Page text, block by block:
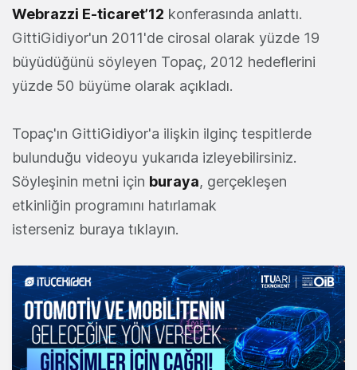
Webrazzi E-ticaret’12 konferasında anlattı.
GittiGidiyor'un 2011'de cirosal olarak yüzde 19
büyüdüğünü söyleyen Topaç, 2012 hedeflerini
yüzde 50 büyüme olarak açıkladı.
Topaç'ın GittiGidiyor'a ilişkin ilginç tespitlerde
bulunduğu videoyu yukarıda izleyebilirsiniz.
Söyleşinin metni için buraya, gerçekleşen
etkinliğin programını hatırlamak
isterseniz buraya tıklayın.